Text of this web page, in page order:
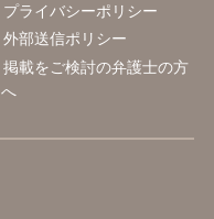
プライバシーポリシー
外部送信ポリシー
掲載をご検討の弁護士の方
へ